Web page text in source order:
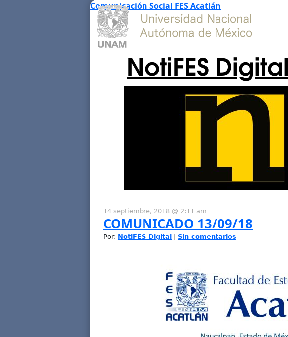
Comunicación Social FES Acatlán
NotiFES Digital
14 septiembre, 2018 @ 2:11 am
COMUNICADO 13/09/18
Por: NotiFES Digital Sin comentarios